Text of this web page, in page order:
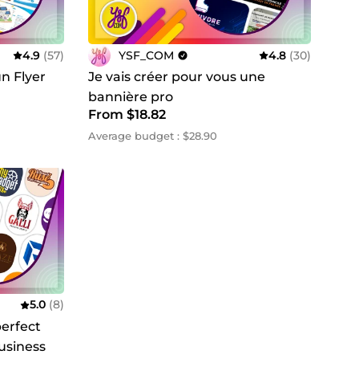
4.9 (57)
Flyer
YSF_COM 4.8 (30)
Je vais créer pour vous une
bannière pro
From $18.82
Average budget : $28.90
5.0 (8)